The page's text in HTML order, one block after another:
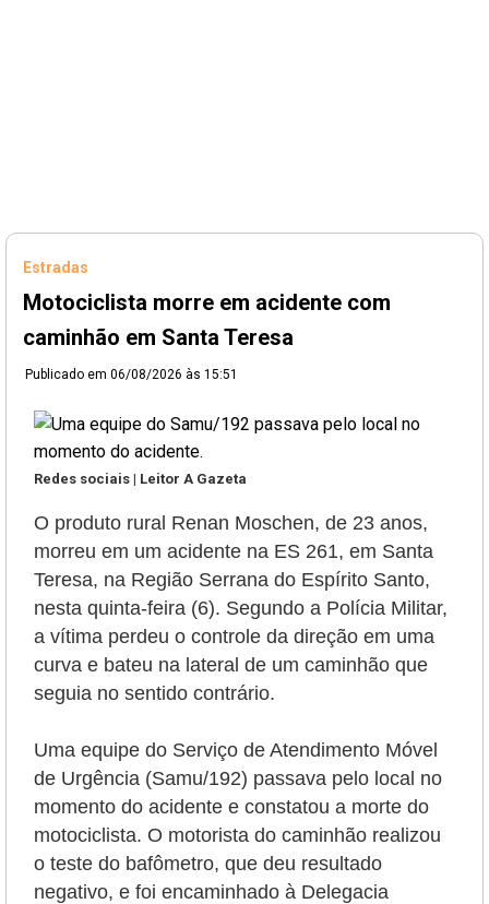
Estradas
Motociclista morre em acidente com
caminhão em Santa Teresa
Publicado em 06/08/2026 às 15:51
Redes sociais | Leitor A Gazeta
O produto rural Renan Moschen, de 23 anos,
morreu em um acidente na ES 261, em Santa
Teresa, na Região Serrana do Espírito Santo,
nesta quinta-feira (6). Segundo a Polícia Militar,
a vítima perdeu o controle da direção em uma
curva e bateu na lateral de um caminhão que
seguia no sentido contrário.
Uma equipe do Serviço de Atendimento Móvel
de Urgência (Samu/192) passava pelo local no
momento do acidente e constatou a morte do
motociclista. O motorista do caminhão realizou
o teste do bafômetro, que deu resultado
negativo, e foi encaminhado à Delegacia